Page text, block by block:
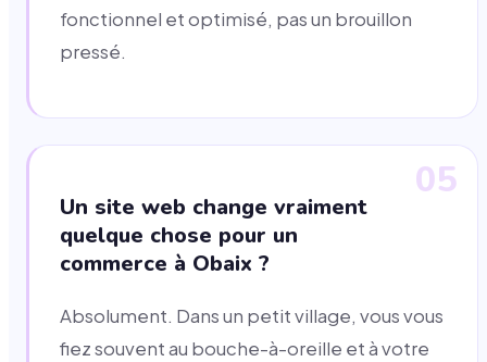
fonctionnel et optimisé, pas un brouillon
pressé.
05
Un site web change vraiment
quelque chose pour un
commerce à Obaix ?
Absolument. Dans un petit village, vous vous
fiez souvent au bouche-à-oreille et à votre